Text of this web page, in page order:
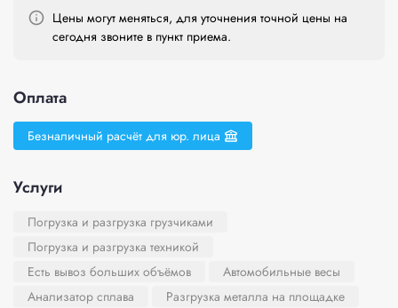
Цены могут меняться, для уточнения точной цены на
сегодня звоните в пункт приема.
Оплата
Безналичный расчёт для юр. лица
Услуги
Погрузка и разгрузка грузчиками
Погрузка и разгрузка техникой
Есть вывоз больших объёмов
Автомобильные весы
Анализатор сплава
Разгрузка металла на площадке